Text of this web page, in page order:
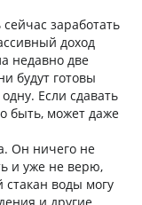
заработать
доход
недавно две
будут готовы
Если сдавать
быть, может даже
Он ничего не
и уже не верю,
стакан воды могу